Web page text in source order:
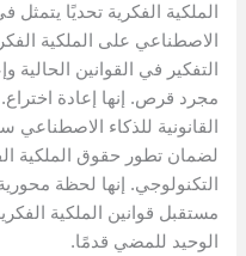
الملكية الفكرية تحديًا يتمثل
الاصطناعي على الملكية
التفكير في القوانين الحالية
مجرد قرص. إنها إعادة اختراع.
القانونية للذكاء
لضمان تطور حقوق الملكية
التكنولوجي. إنها لحظة
مستقبل قوانين الملكية
الوحيد للمضي قدمًا.